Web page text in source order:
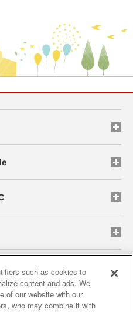
site policy privacy policy
such as cookies to
content and ads. We
of our website with our
who may combine it with